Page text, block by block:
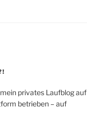
privates Laufblog auf
betrieben – auf